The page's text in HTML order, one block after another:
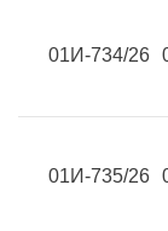
01И-734/26
01И-735/26